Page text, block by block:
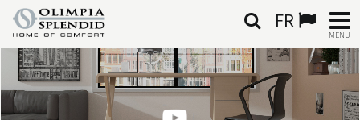
FR
MENU
FRANÇAIS
HOME